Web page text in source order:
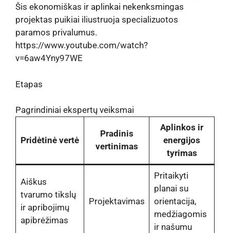
Šis ekonomiškas ir aplinkai nekenksmingas
projektas puikiai iliustruoja specializuotos
paramos privalumus.
https://www.youtube.com/watch?
v=6aw4Yny97WE
Etapas
Pagrindiniai ekspertų veiksmai
Pridėtinė vertė
Pradinis
vertinimas
Aplinkos ir
energijos
tyrimas
Aiškus
tvarumo tikslų
ir apribojimų
apibrėžimas
Projektavimas
Pritaikyti
planai su
orientacija,
medžiagomis
ir našumu